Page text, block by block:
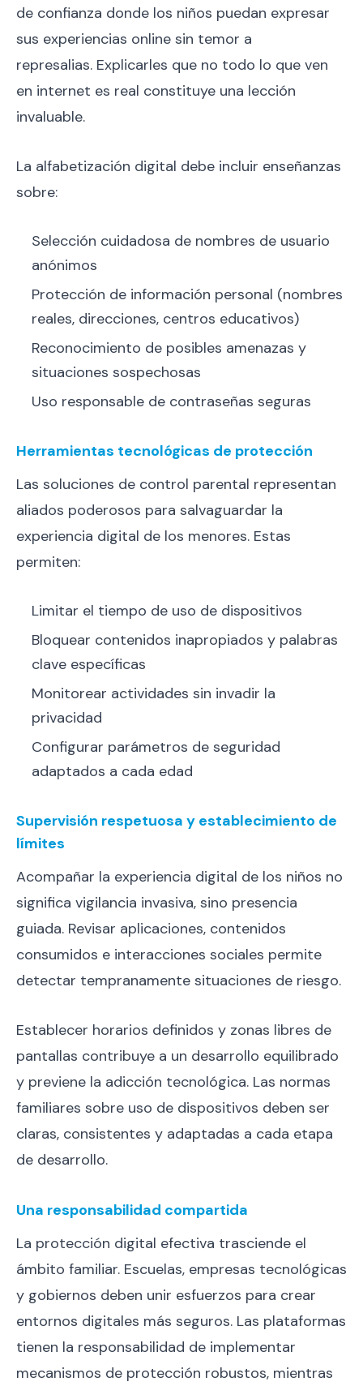
de confianza donde los niños puedan expresar
sus experiencias online sin temor a
represalias. Explicarles que no todo lo que ven
en internet es real constituye una lección
invaluable.
La alfabetización digital debe incluir enseñanzas
sobre:
Selección cuidadosa de nombres de usuario
anónimos
Protección de información personal (nombres
reales, direcciones, centros educativos)
Reconocimiento de posibles amenazas y
situaciones sospechosas
Uso responsable de contraseñas seguras
Herramientas tecnológicas de protección
Las soluciones de control parental representan
aliados poderosos para salvaguardar la
experiencia digital de los menores. Estas
permiten:
Limitar el tiempo de uso de dispositivos
Bloquear contenidos inapropiados y palabras
clave específicas
Monitorear actividades sin invadir la
privacidad
Configurar parámetros de seguridad
adaptados a cada edad
Supervisión respetuosa y establecimiento de
límites
Acompañar la experiencia digital de los niños no
significa vigilancia invasiva, sino presencia
guiada. Revisar aplicaciones, contenidos
consumidos e interacciones sociales permite
detectar tempranamente situaciones de riesgo.
Establecer horarios definidos y zonas libres de
pantallas contribuye a un desarrollo equilibrado
y previene la adicción tecnológica. Las normas
familiares sobre uso de dispositivos deben ser
claras, consistentes y adaptadas a cada etapa
de desarrollo.
Una responsabilidad compartida
La protección digital efectiva trasciende el
ámbito familiar. Escuelas, empresas tecnológicas
y gobiernos deben unir esfuerzos para crear
entornos digitales más seguros. Las plataformas
tienen la responsabilidad de implementar
mecanismos de protección robustos, mientras